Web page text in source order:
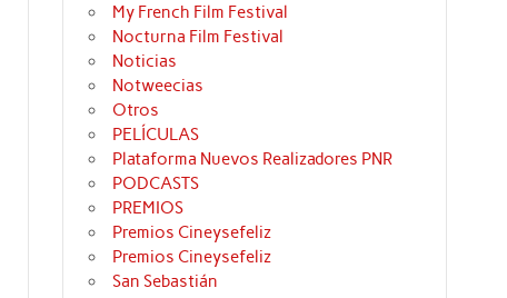
My French Film Festival
Nocturna Film Festival
Noticias
Notweecias
Otros
PELÍCULAS
Plataforma Nuevos Realizadores PNR
PODCASTS
PREMIOS
Premios Cineysefeliz
Premios Cineysefeliz
San Sebastián